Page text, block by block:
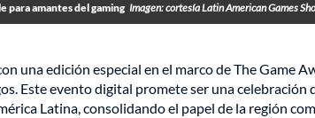
para amantes del gaming Imagen: cortesía Latin American Games
una edición especial en el marco de The Game
Este evento digital promete ser una celebración
Latina, consolidando el papel de la región